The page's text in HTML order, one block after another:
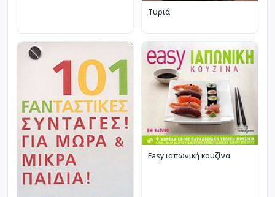
Τυριά
Easy ιαπωνική κουζίνα